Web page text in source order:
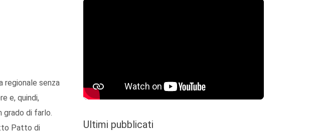
regionale senza
e, quindi,
grado di farlo.
Patto di
Ultimi pubblicati